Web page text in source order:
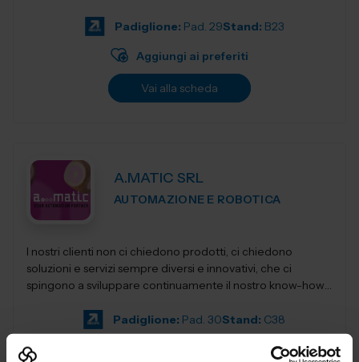
Padiglione: Pad. 29Stand: B23
Aggiungi ai preferiti
Vai alla scheda
A.MATIC SRL
AUTOMAZIONE E ROBOTICA
I nostri clienti non ci chiedono prodotti, ci chiedono
soluzioni e servizi sempre diversi e innovativi, che ci
spingono a sviluppare continuamente il nostro know-how,
Padiglione: Pad. 30Stand: C38